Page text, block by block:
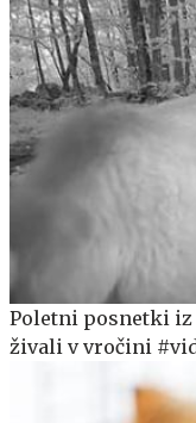
Poletni posnetki iz
živali v vročini